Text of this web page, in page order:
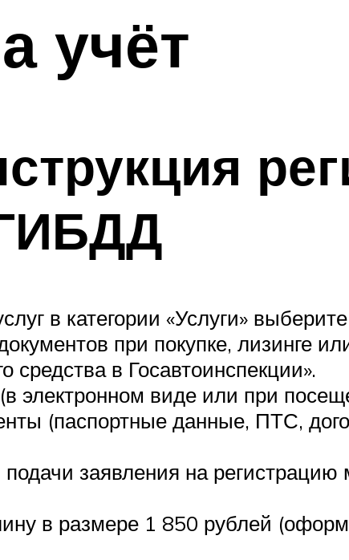
учёт
в категории «Услуги»
при покупке, лизинге
средства в Госавтоинспекции».
электронном виде или при
(паспортные данные, ПТС,
заявления на регистрацию
в размере 1 850 рублей